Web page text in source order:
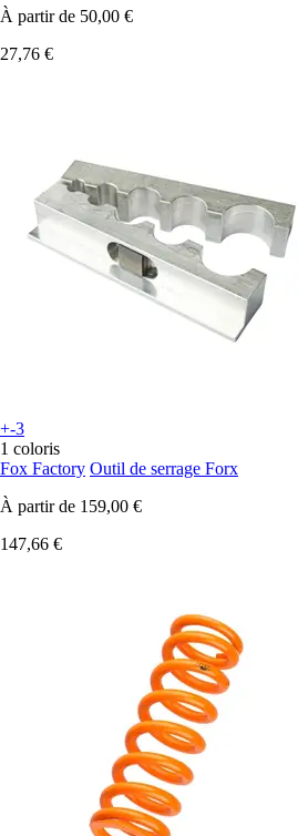
À partir de 50,00 €
27,76 €
+-3
1 coloris
Fox Factory Outil de serrage Forx
À partir de 159,00 €
147,66 €